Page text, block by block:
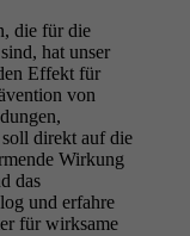
die für die
hat unser
Effekt für
von
direkt auf die
Wirkung
das
und erfahre
für wirksame